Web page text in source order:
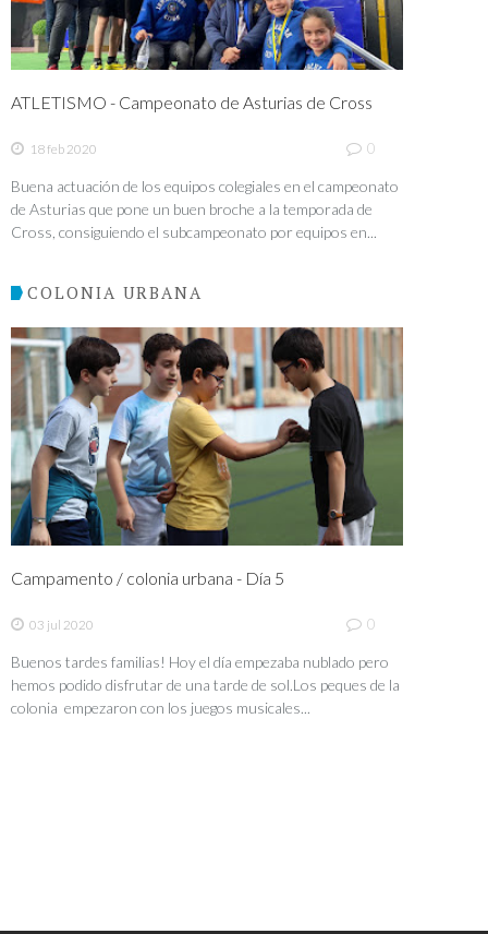
ATLETISMO - Campeonato de Asturias de Cross
18 feb 2020 0
Buena actuación de los equipos colegiales en el campeonato
de Asturias que pone un buen broche a la temporada de
Cross, consiguiendo el subcampeonato por equipos en...
COLONIA URBANA
Campamento / colonia urbana - Día 5
03 jul 2020 0
Buenos tardes familias! Hoy el día empezaba nublado pero
hemos podido disfrutar de una tarde de sol.Los peques de la
colonia empezaron con los juegos musicales...